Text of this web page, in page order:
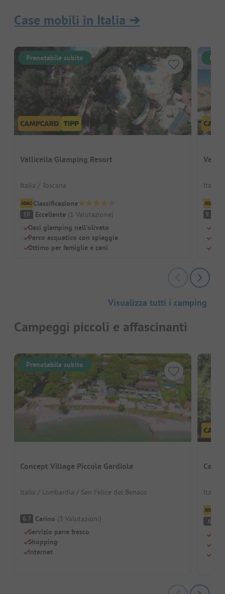
Case mobili in Italia ➔
Prenotabile subito
Vallicella Glamping Resort
Italia / Toscana
Classificazione
10 Eccellente (1 Valutazione)
Oasi glamping nell'oliveto
Parco acquatico con spiaggia
Ottimo per famiglie e cani
Vela
Italia
9.3
Visualizza tutti i camping
Campeggi piccoli e affascinanti
Prenotabile subito
Concept Village Piccola Gardiola
Italia / Lombardia / San Felice del Benaco
6.7 Carino (3 Valutazioni)
Servizio pane fresco
Shopping
Internet
Italia
6